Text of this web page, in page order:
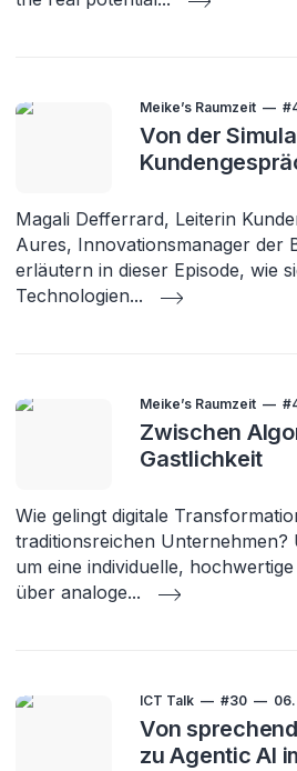
Meike’s Raumzeit
Von der
Magali Defferrard, Leiterin
Aures, Innovationsmanager der
erläutern in dieser Episode, wie
Technologien...
Meike’s Raumzeit
Zwischen
Gastlichkeit
Wie gelingt digitale
traditionsreichen Unternehmen?
um eine individuelle,
über analoge...
ICT Talk #30
Von
zu Agentic AI